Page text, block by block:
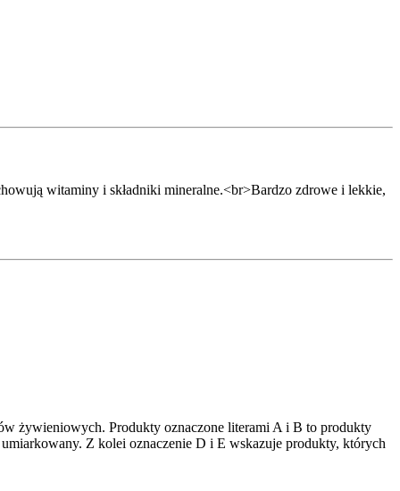
witaminy i składniki mineralne.<br>Bardzo zdrowe i lekkie,
żywieniowych. Produkty oznaczone literami A i B to produkty
Z kolei oznaczenie D i E wskazuje produkty, których